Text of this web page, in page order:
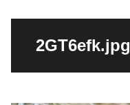
2GT6efk.jpg